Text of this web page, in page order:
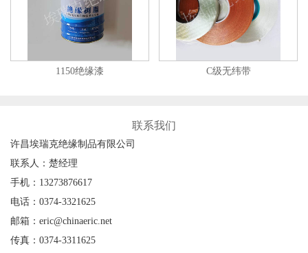
1150绝缘漆 C级无纬带
联系我们
许昌埃瑞克绝缘制品有限公司
联系人：楚经理
手机：13273876617
电话：0374-3321625
邮箱：eric@chinaeric.net
传真：0374-3311625